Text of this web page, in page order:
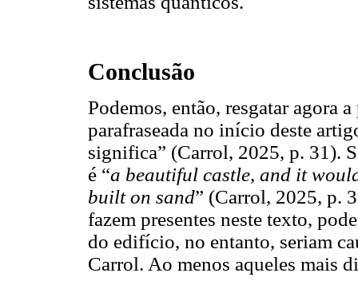
Conclusão
Podemos, então, resgatar agora
parafraseada no início deste
significa” (Carrol, 2025, p. 31).
é “a beautiful castle, and it
built on sand” (Carrol, 2025, p.
fazem presentes neste texto,
do edifício, no entanto, seriam
Carrol. Ao menos aqueles mais